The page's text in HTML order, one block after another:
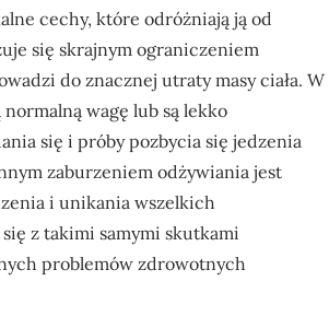
cechy, które odróżniają ją od
się skrajnym ograniczeniem
do znacznej utraty masy ciała. W
wagę lub są lekko
się i próby pozbycia się jedzenia
zaburzeniem odżywiania jest
i unikania wszelkich
z takimi samymi skutkami
problemów zdrowotnych